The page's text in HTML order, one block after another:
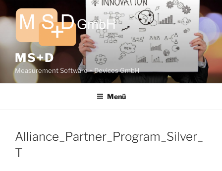
Inhalt
springen
MS+D
Measurement Software + Devices GmbH
Menü
Alliance_Partner_Program_Silver_
T